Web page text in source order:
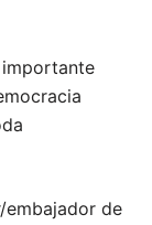
importante
embajador de